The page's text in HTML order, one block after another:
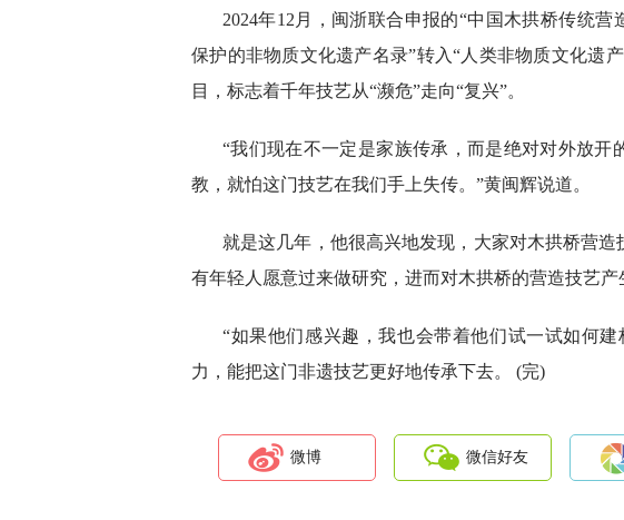
2024年12月，闽浙联合申报的“中国木拱桥传统
保护的非物质文化遗产名录”转入“人类非物质文化遗
目，标志着千年技艺从“濒危”走向“复兴”。
“我们现在不一定是家族传承，而是绝对对外放开
教，就怕这门技艺在我们手上失传。”黄闽辉说道。
就是这几年，他很高兴地发现，大家对木拱桥营
有年轻人愿意过来做研究，进而对木拱桥的营造技艺产
“如果他们感兴趣，我也会带着他们试一试如何
力，能把这门非遗技艺更好地传承下去。 (完)
微博 微信好友